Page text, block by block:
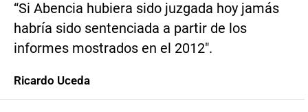
“Si Abencia hubiera sido juzgada hoy jamás
habría sido sentenciada a partir de los
informes mostrados en el 2012″.
Ricardo Uceda